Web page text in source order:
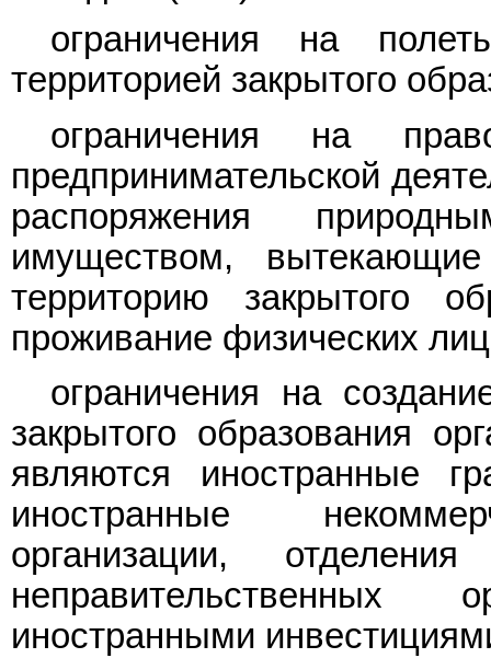
ограничения на
территорией закрытого
ограничения на
предпринимательской
распоряжения
имуществом,
территорию закрытого
проживание физических
ограничения на
закрытого образования
являются иностранные
иностранные
организации,
неправительственных
иностранными